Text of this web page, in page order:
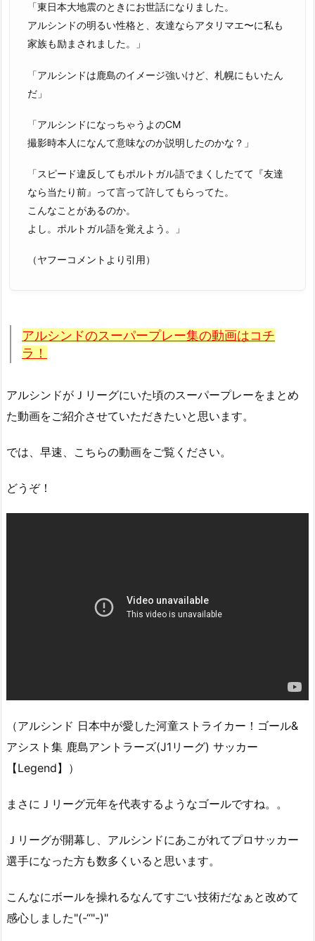
「東日本大地震のときにお世話になりました。
アルシンドの明るい性格と、友達ならアタリマエ〜に私も
家族も励まされました。」
「アルシンドは鹿島のイメージ強いけど、札幌にもいたん
だ」
「アルシンドになっちゃうよのCM
撮影時本人になんて意味なのか説明したのかな？」
「スピード違反してもポルトガル語でまくしたてて『友達
なら当たり前』って言って許してもらってた。
こんなことがあるのか。
よし。ポルトガル語を覚えよう。」
（ヤフーコメントより引用）
アルシンドのスーパープレー集の動画はコチ
ラ！
アルシンドがＪリーグにいた頃のスーパープレーをまとめ
た動画をご紹介させていただきたいと思います。
では、早速、こちらの動画をご覧ください。
どうぞ！
（アルシンド 日本中が愛した河童ストライカー！ゴール&
アシスト集 鹿島アントラーズ(J1リーグ) サッカー
【Legend】）
まさにＪリーグ元年を代表するようなゴールですね。。
Ｊリーグが開幕し、アルシンドにあこがれてプロサッカー
選手になった方も数多くいると思います。
こんなにボールを操れるなんてすごい技術だなぁと改めて
感心しました"(-“"-)"